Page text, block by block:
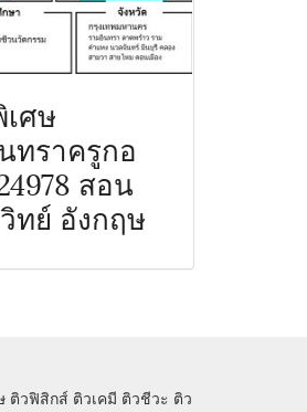
ศษ
ทราครูกอ
สอน
ทย์ อังกฤษ
ติวฟิสิกส์ ติวเคมี ติวชีวะ ติว